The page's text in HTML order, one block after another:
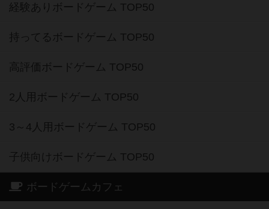
経験ありボードゲーム TOP50
持ってるボードゲーム TOP50
高評価ボードゲーム TOP50
2人用ボードゲーム TOP50
3～4人用ボードゲーム TOP50
子供向けボードゲーム TOP50
ボードゲームカフェ